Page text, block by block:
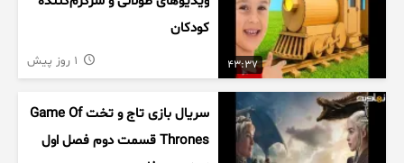
43:37
کودکان
سریال بازی تاج و تخت Game Of
Thrones قسمت دوم فصل اول